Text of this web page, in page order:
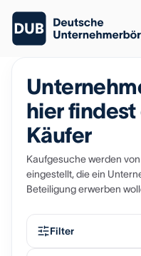
hier findest
Käufer
Kaufgesuche werden
eingestellt, die ein
Beteiligung erwerben
Filter